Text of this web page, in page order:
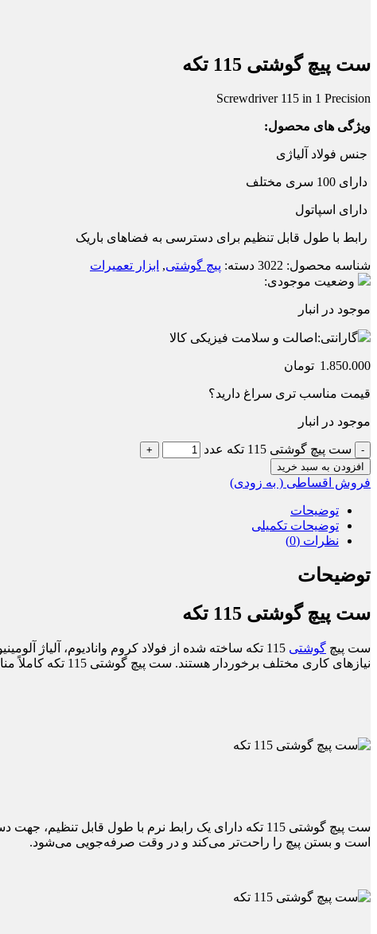
ست پیچ گوشتی 115 تکه
Screwdriver 115 in 1 Precision
ویژگی های محصول:
جنس فولاد آلیاژی
دارای 100 سری مختلف
دارای اسپاتول
رابط با طول قابل تنظیم برای دسترسی به فضاهای باریک
شناسه محصول: 3022 دسته: پیچ گوشتی, ابزار تعمیرات
وضعیت موجودی:
موجود در انبار
گارانتی: اصالت و سلامت فیزیکی کالا
1.850.000 تومان
قیمت مناسب تری سراغ دارید؟
موجود در انبار
ست پیچ گوشتی 115 تکه عدد
افزودن به سبد خرید
فروش اقساطی ( به زودی)
توضیحات
توضیحات تکمیلی
نظرات (0)
توضیحات
ست پیچ گوشتی 115 تکه
ست پیچ گوشتی
نیازهای کاری مختلف برخوردار هستند. ست پیچ گوشتی 115 تکه کاملاً مناسب برای تعمیر و نگهداری تلفن، تبلت، کامپیوتر، ساعت، عینک، دوربین و غیره می‌باشد.
ست پیچ گوشتی 115 تکه دارای یک رابط نرم با طول
است و بستن پیچ را راحت‌تر می‌کند و در وقت صرفه‌جویی می‌شود.